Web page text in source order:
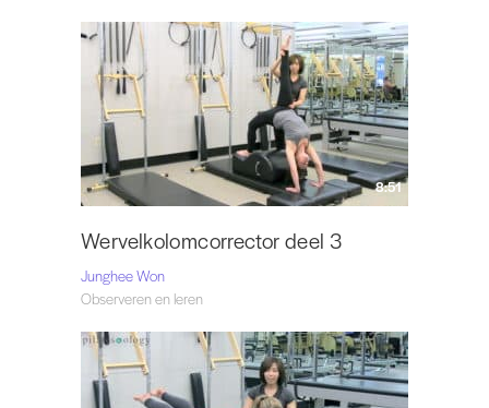
8:51
Wervelkolomcorrector deel 3
Junghee Won
Observeren en leren